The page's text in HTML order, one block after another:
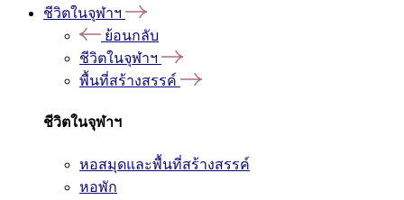
ชีวิตในจุฬาฯ
ย้อนกลับ
ชีวิตในจุฬาฯ
พื้นที่สร้างสรรค์
ชีวิตในจุฬาฯ
หอสมุดและพื้นที่สร้างสรรค์
หอพัก